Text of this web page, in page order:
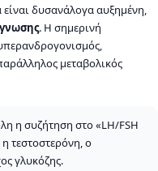
είναι δυσανάλογα αυξημένη,
. Η σημερινή
μεταβολικός
η συζήτηση στο «LH/FSH
τεστοστερόνη, ο
γλυκόζης.